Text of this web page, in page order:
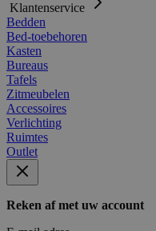
Klantenservice
Bedden
Bed-toebehoren
Kasten
Bureaus
Tafels
Zitmeubelen
Accessoires
Verlichting
Ruimtes
Outlet
Reken af met uw account